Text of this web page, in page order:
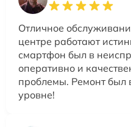
Отличное
центре работают
смартфон был в
оперативно и
проблемы. Ремонт был
уровне!